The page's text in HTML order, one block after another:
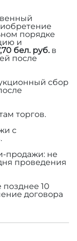
порядке
и
бел. руб.в
после
сбор
торгов.
с
продажи: не
проведения
позднее 10
договора